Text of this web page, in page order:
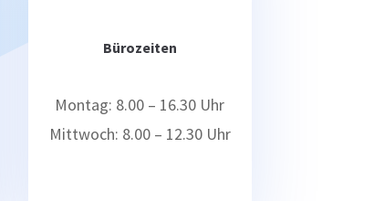
Bürozeiten
Montag: 8.00 – 16.30 Uhr
Mittwoch: 8.00 – 12.30 Uhr